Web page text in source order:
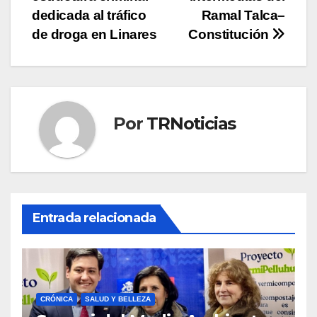
entradas
Ramal Talca–
Constitución
dedicada al tráfico
de droga en Linares
Por TRNoticias
Entrada relacionada
CRÓNICA SALUD Y BELLEZA